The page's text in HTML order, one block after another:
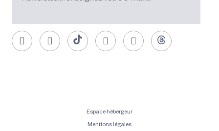
Espace hébergeur
Mentions légales